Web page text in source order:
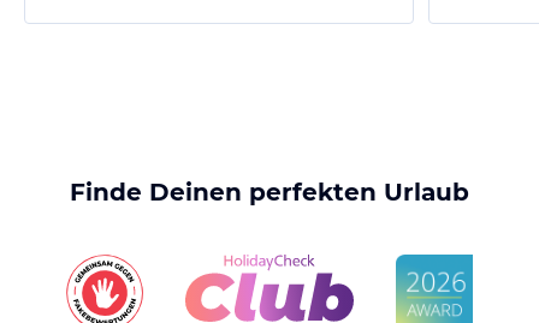
Finde Deinen perfekten Urlaub